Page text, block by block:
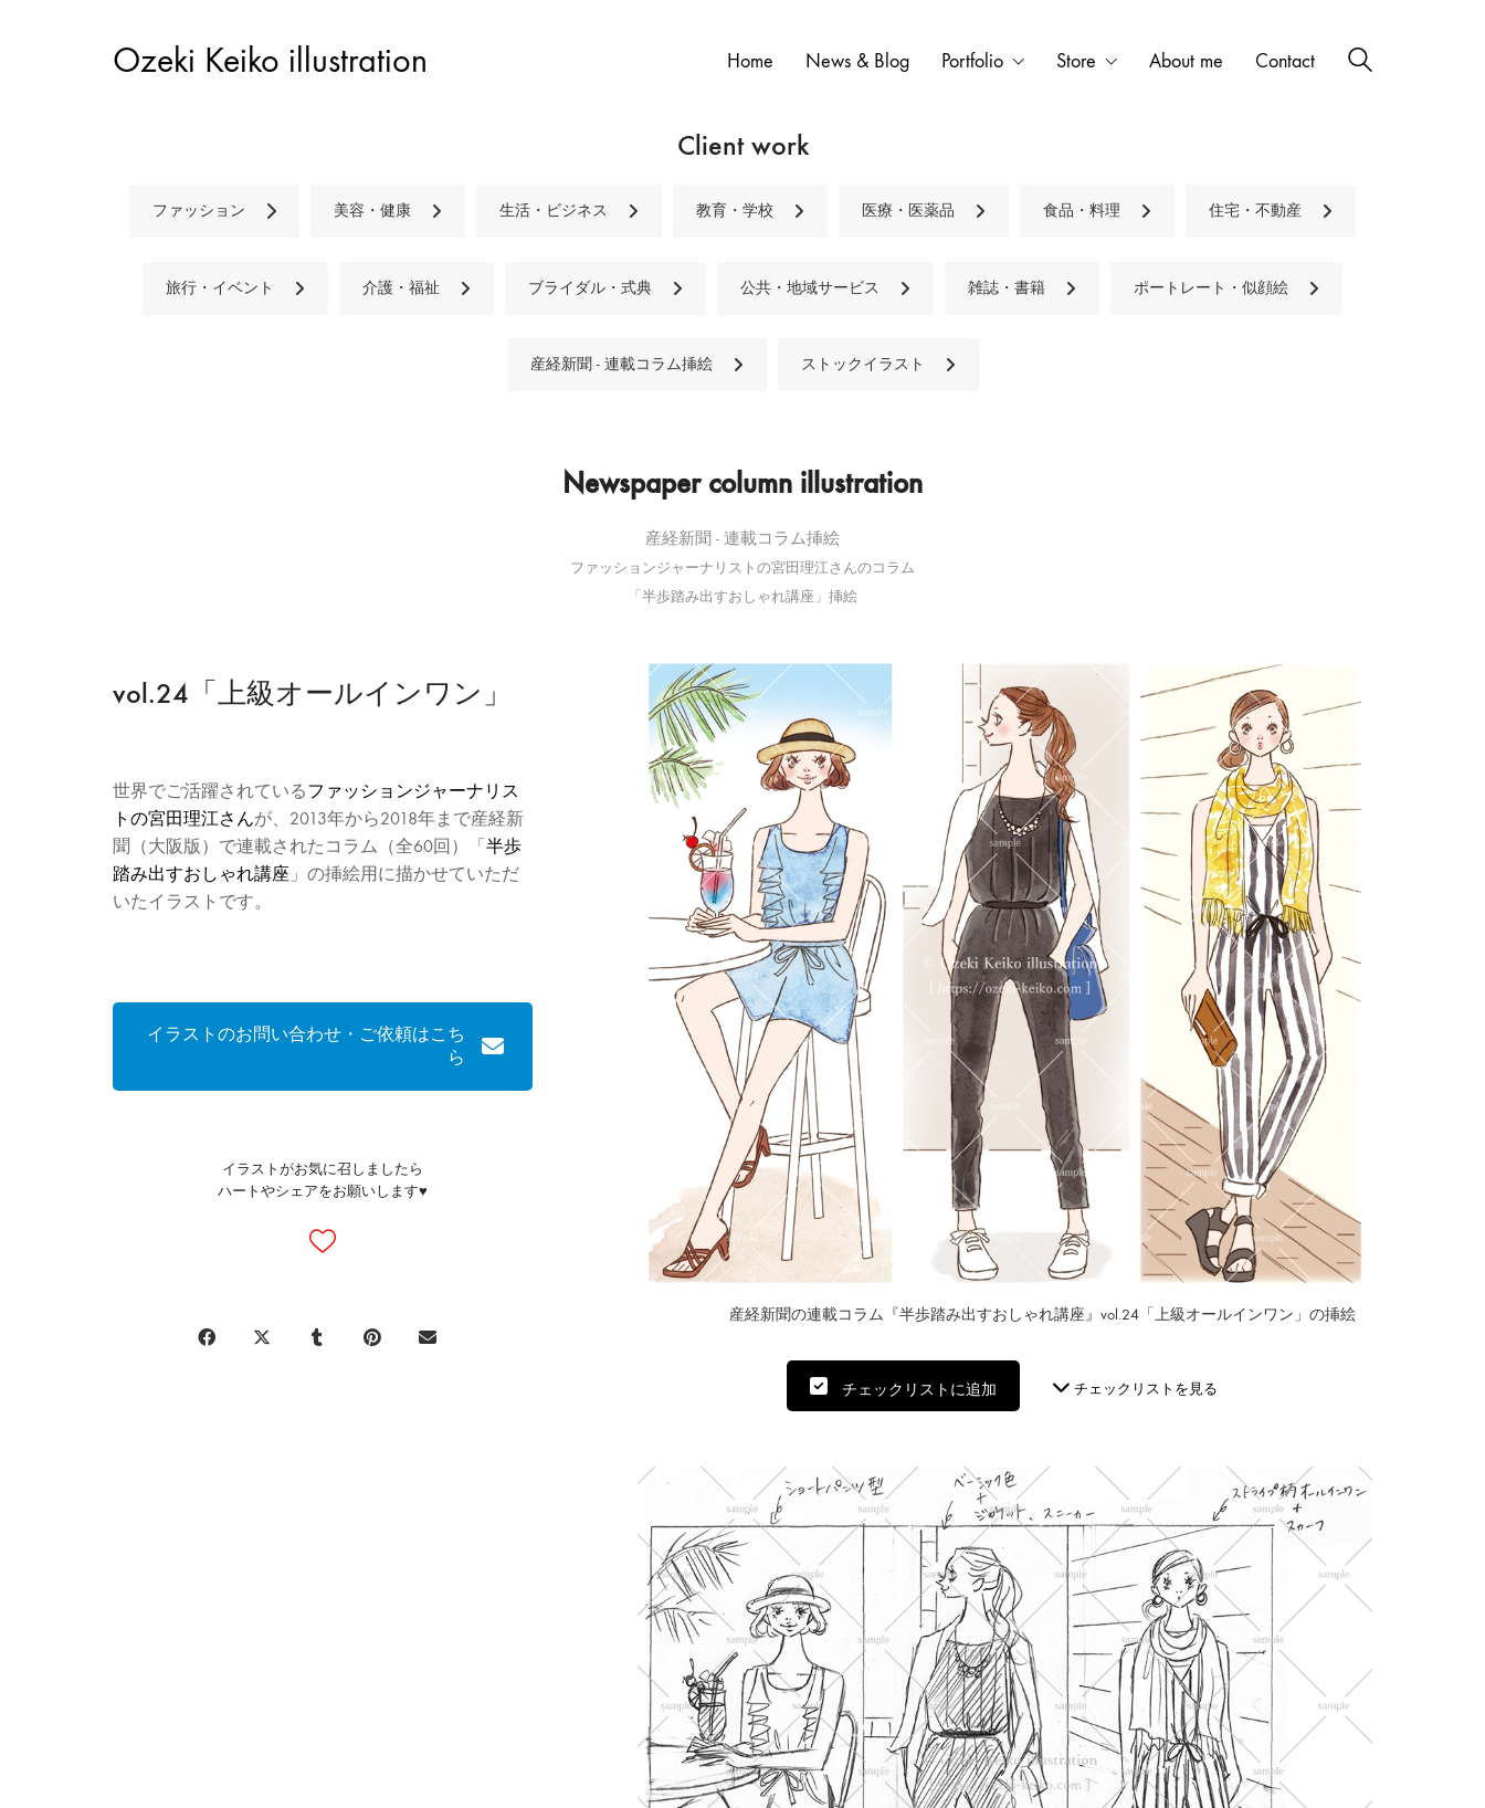
Ozeki Keiko illustration Home News & Blog Portfolio Store About me Contact
Client work
ファッション 美容・健康 生活・ビジネス 教育・学校 医療・医薬品 食品・料理 住宅・不動産
旅行・イベント 介護・福祉 ブライダル・式典 公共・地域サービス 雑誌・書籍 ポートレート・似顔絵
産経新聞 - 連載コラム挿絵 ストックイラスト
Newspaper column illustration
産経新聞 - 連載コラム挿絵
ファッションジャーナリストの宮田理江さんのコラム
「半歩踏み出すおしゃれ講座」挿絵
vol.24「上級オールインワン」
世界でご活躍されているファッションジャーナリス
トの宮田理江さんが、2013年から2018年まで産経新
聞（大阪版）で連載されたコラム（全60回）「 半歩
踏み出すおしゃれ講座 」の挿絵用に描かせていただ
いたイラストです。
イラストのお問い合わせ・ご依頼はこち
ら
イラストがお気に召しましたら
ハートやシェアをお願いします♥
産経新聞の連載コラム『半歩踏み出すおしゃれ講座』vol.24「上級オールインワン」の挿絵
チェックリストに追加 チェックリストを見る